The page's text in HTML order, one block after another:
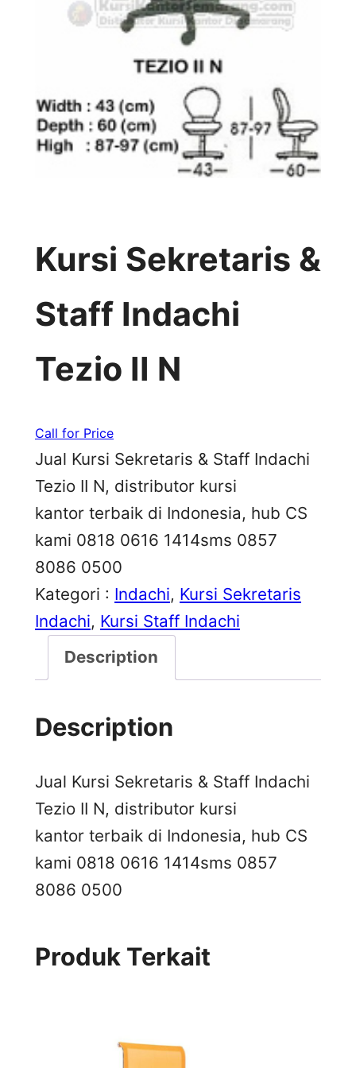
Kursi Sekretaris &
Staff Indachi
Tezio II N
Call for Price
Jual Kursi Sekretaris & Staff Indachi
Tezio II N, distributor kursi
kantor terbaik di Indonesia, hub CS
kami 0818 0616 1414sms 0857
8086 0500
Kategori : Indachi, Kursi Sekretaris
Indachi, Kursi Staff Indachi
Description
Description
Jual Kursi Sekretaris & Staff Indachi
Tezio II N, distributor kursi
kantor terbaik di Indonesia, hub CS
kami 0818 0616 1414sms 0857
8086 0500
Produk Terkait